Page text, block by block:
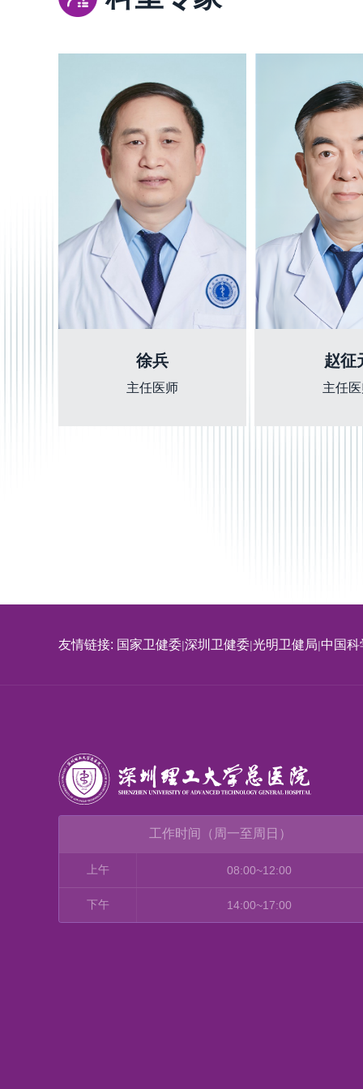
徐兵
主任医师
赵征
主任
友情链接: 国家卫健委|深圳卫健委|光明卫健局|中国科
工作时间（周一至周日）
上午 08:00~12:00
下午 14:00~17:00